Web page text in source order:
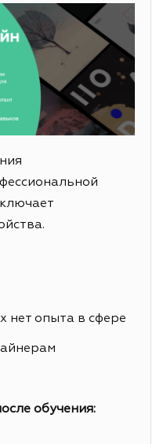
нет опыта в сфере
обучения: